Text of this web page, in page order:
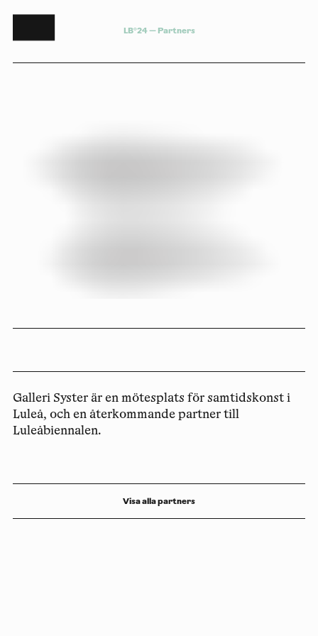
LB°24— Partners
Galleri Syster är en mötesplats för samtidskonst i
Luleå, och en återkommande partner till
Luleåbiennalen.
Visa alla partners